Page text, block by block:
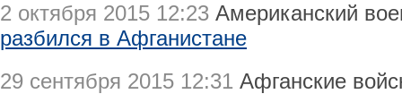
2 октября 2015 12:23 Американский
разбился в Афганистане
29 сентября 2015 12:31 Афганские